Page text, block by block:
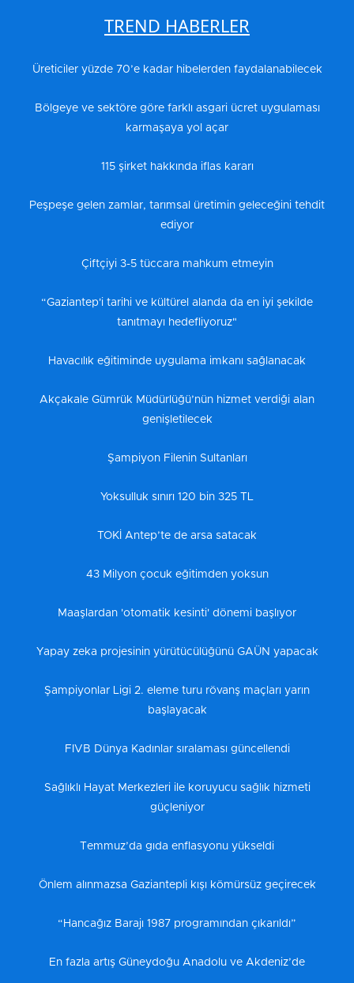
TREND HABERLER
Üreticiler yüzde 70’e kadar hibelerden faydalanabilecek
Bölgeye ve sektöre göre farklı asgari ücret uygulaması
karmaşaya yol açar
115 şirket hakkında iflas kararı
Peşpeşe gelen zamlar, tarımsal üretimin geleceğini tehdit
ediyor
Çiftçiyi 3-5 tüccara mahkum etmeyin
“Gaziantep'i tarihi ve kültürel alanda da en iyi şekilde
tanıtmayı hedefliyoruz"
Havacılık eğitiminde uygulama imkanı sağlanacak
Akçakale Gümrük Müdürlüğü’nün hizmet verdiği alan
genişletilecek
Şampiyon Filenin Sultanları
Yoksulluk sınırı 120 bin 325 TL
TOKİ Antep’te de arsa satacak
43 Milyon çocuk eğitimden yoksun
Maaşlardan 'otomatik kesinti' dönemi başlıyor
Yapay zeka projesinin yürütücülüğünü GAÜN yapacak
Şampiyonlar Ligi 2. eleme turu rövanş maçları yarın
başlayacak
FIVB Dünya Kadınlar sıralaması güncellendi
Sağlıklı Hayat Merkezleri ile koruyucu sağlık hizmeti
güçleniyor
Temmuz’da gıda enflasyonu yükseldi
Önlem alınmazsa Gaziantepli kışı kömürsüz geçirecek
“Hancağız Barajı 1987 programından çıkarıldı”
En fazla artış Güneydoğu Anadolu ve Akdeniz’de